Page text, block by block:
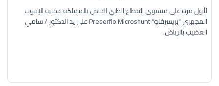
لأول مرة على مستوى القطاع الطبي الخاص بالمملكة عملية الإنبوب
المجهري "بريسرفلو" Preserflo Microshunt على يد الدكتور / سامي
العضيب بالرياض.